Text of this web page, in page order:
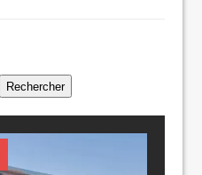
Rechercher